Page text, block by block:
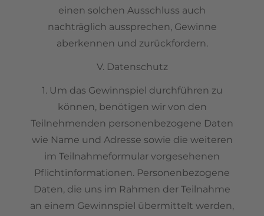
einen solchen Ausschluss auch
nachträglich aussprechen, Gewinne
aberkennen und zurückfordern.
V. Datenschutz
1. Um das Gewinnspiel durchführen zu
können, benötigen wir von den
Teilnehmenden personenbezogene Daten
wie Name und Adresse sowie die weiteren
im Teilnahmeformular vorgesehenen
Pflichtinformationen. Personenbezogene
Daten, die uns im Rahmen der Teilnahme
an einem Gewinnspiel übermittelt werden,